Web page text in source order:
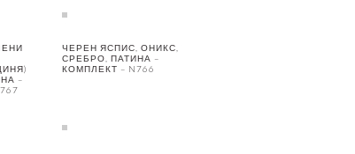
–
ЧЕРЕН ЯСПИС, ОНИКС,
СРЕБРО, ПАТИНА –
КОМПЛЕКТ – N766